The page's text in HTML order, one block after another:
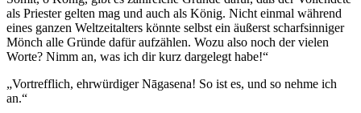
als Priester gelten mag und auch als König. Nicht einmal während
eines ganzen Weltzeitalters könnte selbst ein äußerst scharfsinniger
Mönch alle Gründe dafür aufzählen. Wozu also noch der vielen
Worte? Nimm an, was ich dir kurz dargelegt habe!“
„Vortrefflich, ehrwürdiger Nāgasena! So ist es, und so nehme ich
an.“